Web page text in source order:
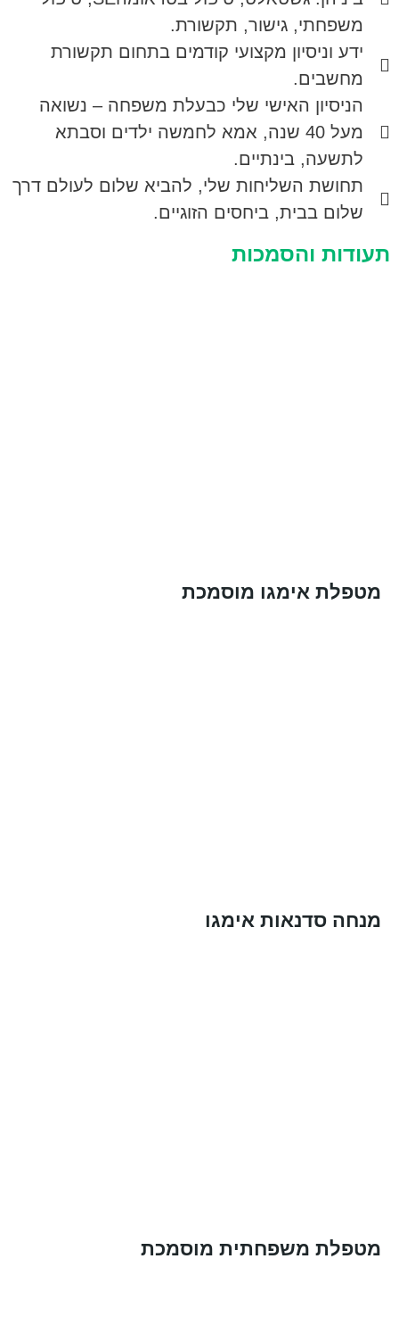
משפחתי, גישור, תקשורת.
ידע וניסיון מקצועי קודמים בתחום תקשורת
מחשבים.
הניסיון האישי שלי כבעלת משפחה – נשואה
מעל 40 שנה, אמא לחמשה ילדים וסבתא
לתשעה, בינתיים.
תחושת השליחות שלי, להביא שלום לעולם דרך
שלום בבית, ביחסים הזוגיים.
תעודות והסמכות
מטפלת אימגו מוסמכת
מנחה סדנאות אימגו
מטפלת משפחתית מוסמכת